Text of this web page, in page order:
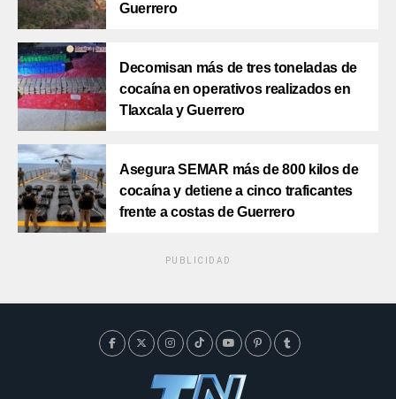
Guerrero
Decomisan más de tres toneladas de
cocaína en operativos realizados en
Tlaxcala y Guerrero
Asegura SEMAR más de 800 kilos de
cocaína y detiene a cinco traficantes
frente a costas de Guerrero
PUBLICIDAD